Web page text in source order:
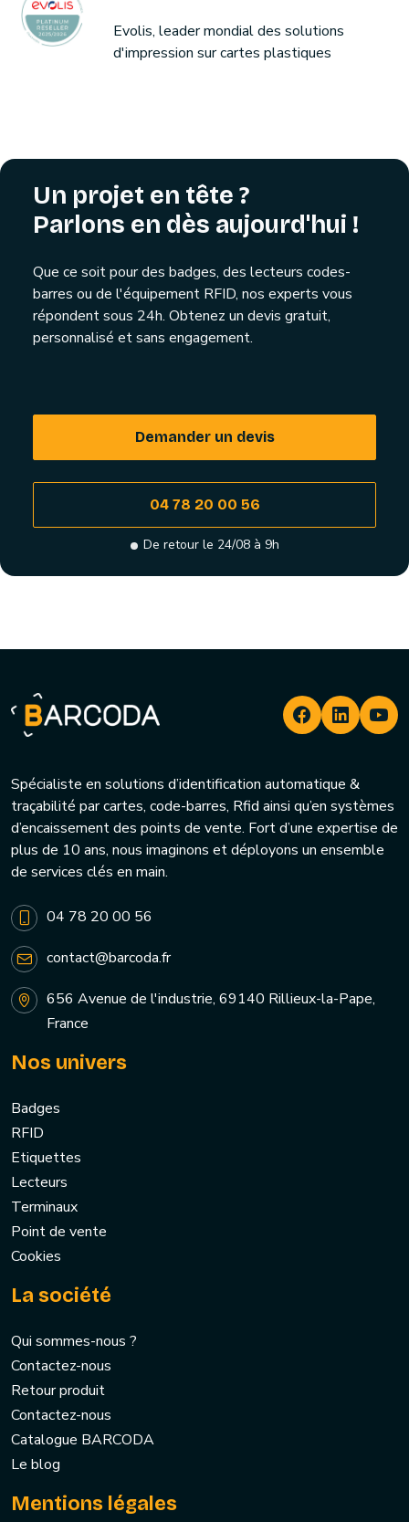
Evolis, leader mondial des solutions
d'impression sur cartes plastiques
Un projet en tête ?
Parlons en dès aujourd'hui !
Que ce soit pour des badges, des lecteurs codes-
barres ou de l'équipement RFID, nos experts vous
répondent sous 24h. Obtenez un devis gratuit,
personnalisé et sans engagement.
Demander un devis
04 78 20 00 56
De retour le 24/08 à 9h
Spécialiste en solutions d’identification automatique &
traçabilité par cartes, code-barres, Rfid ainsi qu’en systèmes
d’encaissement des points de vente. Fort d’une expertise de
plus de 10 ans, nous imaginons et déployons un ensemble
de services clés en main.
04 78 20 00 56
contact@barcoda.fr
656 Avenue de l'industrie, 69140 Rillieux-la-Pape,
France
Nos univers
Badges
RFID
Etiquettes
Lecteurs
Terminaux
Point de vente
Cookies
La société
Qui sommes-nous ?
Contactez-nous
Retour produit
Contactez-nous
Catalogue BARCODA
Le blog
Mentions légales